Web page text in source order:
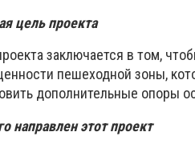
цель проекта
заключается в том,
пешеходной зоны,
дополнительные опоры
направлен этот проект